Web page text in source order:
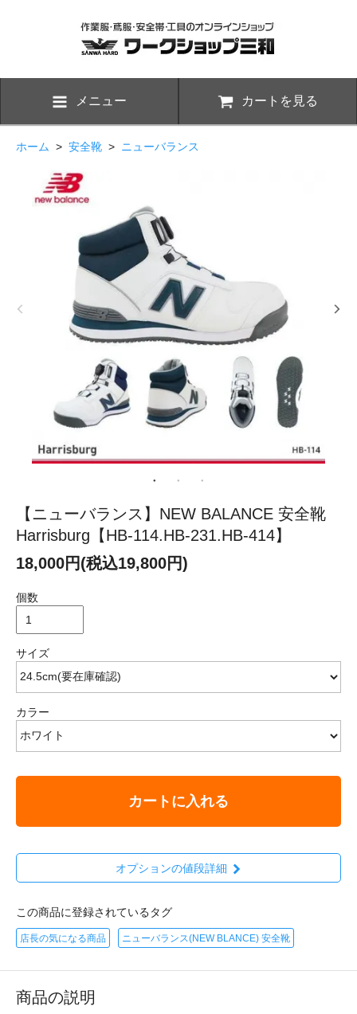
メニュー カートを見る
ホーム > 安全靴 > ニューバランス
【ニューバランス】NEW BALANCE 安全靴
Harrisburg【HB-114.HB-231.HB-414】
18,000円(税込19,800円)
個数
サイズ
カラー
カートに入れる
オプションの値段詳細
この商品に登録されているタグ
店長の気になる商品 ニューバランス(NEW BLANCE) 安全靴
商品の説明